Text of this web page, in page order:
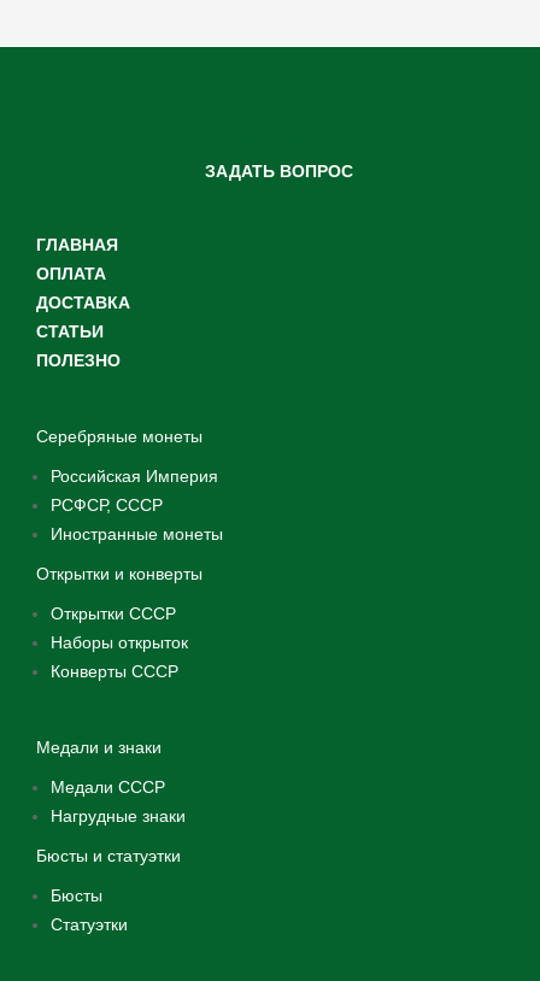
ЗАДАТЬ ВОПРОС
ГЛАВНАЯ
ОПЛАТА
ДОСТАВКА
СТАТЬИ
ПОЛЕЗНО
Серебряные монеты
Российская Империя
РСФСР, СССР
Иностранные монеты
Открытки и конверты
Открытки СССР
Наборы открыток
Конверты СССР
Медали и знаки
Медали СССР
Нагрудные знаки
Бюсты и статуэтки
Бюсты
Статуэтки